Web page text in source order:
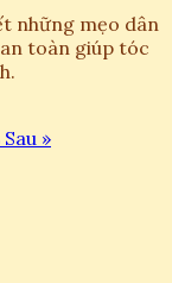
những mẹo dân
toàn giúp tóc
Sau »